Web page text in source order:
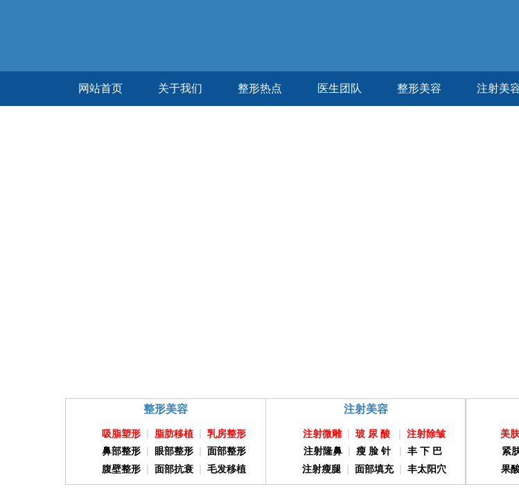
网站首页 关于我们 整形热点 医生团队 整形美容 注射美
注射美容
注射微雕 | 玻 尿 酸 | 注射除皱
注射隆鼻 | 瘦 脸 针 | 丰 下 巴
注射瘦腿 | 面部填充 | 丰太阳穴
整形美容
吸脂塑形 | 脂肪移植 | 乳房整形
鼻部整形 | 眼部整形 | 面部整形
腹壁整形 | 面部抗衰 | 毛发移植
美
紧
果